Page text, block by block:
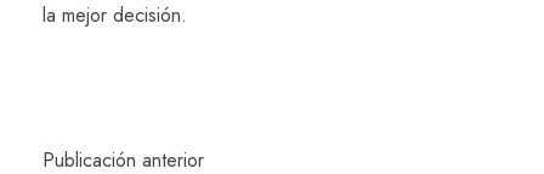
la mejor decisión.
Publicación anterior